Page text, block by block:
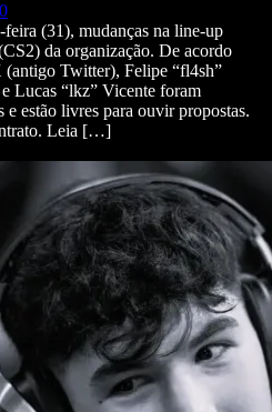
0
(31), mudanças na line-up
da organização. De acordo
Twitter), Felipe “fl4sh”
Lucas “lkz” Vicente foram
e estão livres para ouvir propostas.
Leia […]